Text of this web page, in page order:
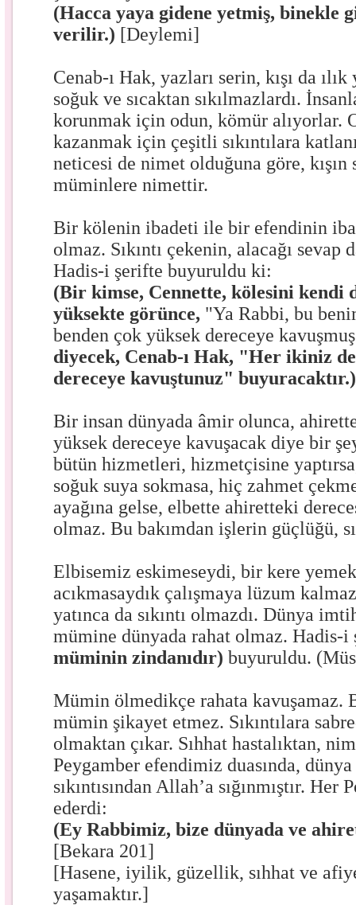
(Hacca yaya gidene yetmiş, binekle
verilir.) [Deylemi]
Cenab-ı Hak, yazları serin, kışı da
soğuk ve sıcaktan sıkılmazlardı.
korunmak için odun, kömür alıyorlar.
kazanmak için çeşitli sıkıntılara
neticesi de nimet olduğuna göre, kışın
müminlere nimettir.
Bir kölenin ibadeti ile bir efendinin
olmaz. Sıkıntı çekenin, alacağı sevap
Hadis-i şerifte buyuruldu ki:
(Bir kimse, Cennette, kölesini kendi
yüksekte görünce, "Ya Rabbi, bu
benden çok yüksek dereceye
diyecek, Cenab-ı Hak, "Her ikiniz
dereceye kavuştunuz"
Bir insan dünyada âmir olunca,
yüksek dereceye kavuşacak diye bir
bütün hizmetleri, hizmetçisine
soğuk suya sokmasa, hiç zahmet
ayağına gelse, elbette ahiretteki
olmaz. Bu bakımdan işlerin güçlüğü,
Elbisemiz eskimeseydi, bir kere
acıkmasaydık çalışmaya lüzum
yatınca da sıkıntı olmazdı. Dünya
mümine dünyada rahat olmaz. Hadis-
müminin zindanıdır)buyuruldu.
Mümin ölmedikçe rahata kavuşamaz.
mümin şikayet etmez. Sıkıntılara
olmaktan çıkar. Sıhhat hastalıktan,
Peygamber efendimiz duasında,
sıkıntısından Allah’a sığınmıştır.
ederdi:
(Ey Rabbimiz, bize dünyada ve
[Bekara 201]
[Hasene, iyilik, güzellik, sıhhat ve
yaşamaktır.]